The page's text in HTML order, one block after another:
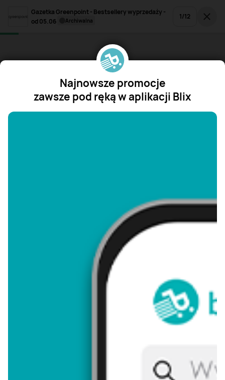
Gazetka Greenpoint - Bestsellery wyprzedaży -
od 05.06
archiwalna 1/12
Najnowsze promocje
zawsze pod ręką w aplikacji Blix
"/>